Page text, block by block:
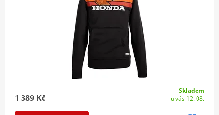
1 389 Kč
Skladem
u vás 12. 08.